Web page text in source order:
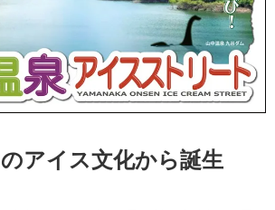
アイス文化から誕生